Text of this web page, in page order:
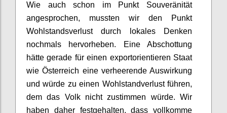
Wie auch schon im Punkt Souveränität
angesprochen, mussten wir den
Punkt
Wohlstandsverlust durch lokales Denken
nochmals hervorheben. Eine Abschottung
hätte gerade füreinen exportorientieren Staat
wie Österreich eine verheerende Auswirkung
und würde zu einen Wohlstandverlust führen,
dem das Volk nicht zustimmen würde. Wir
haben daher festgehalten, dass vollkomme